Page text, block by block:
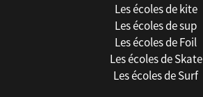
Les écoles de kite
Les écoles de sup
Les écoles de Foil
Les écoles de Skate
Les écoles de Surf